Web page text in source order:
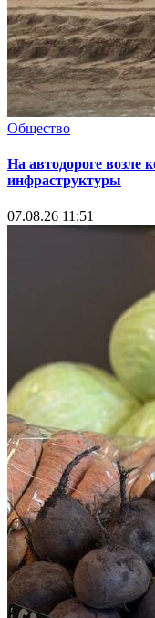
Общество
На автодороге возле
инфраструктуры
07.08.26 11:51